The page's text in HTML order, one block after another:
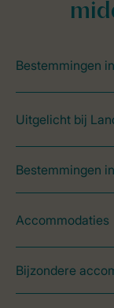
Bestemmingen
Uitgelicht bij
Bestemmingen
Accommodaties
Bijzondere